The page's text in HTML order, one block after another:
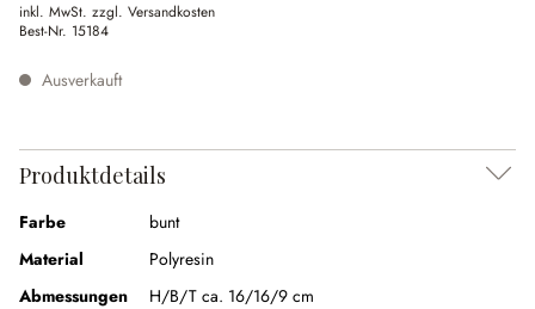
inkl. MwSt. zzgl. Versandkosten
Best-Nr. 15184
Ausverkauft
Produktdetails
Farbe
bunt
Material
Polyresin
Abmessungen
H/B/T ca. 16/16/9 cm